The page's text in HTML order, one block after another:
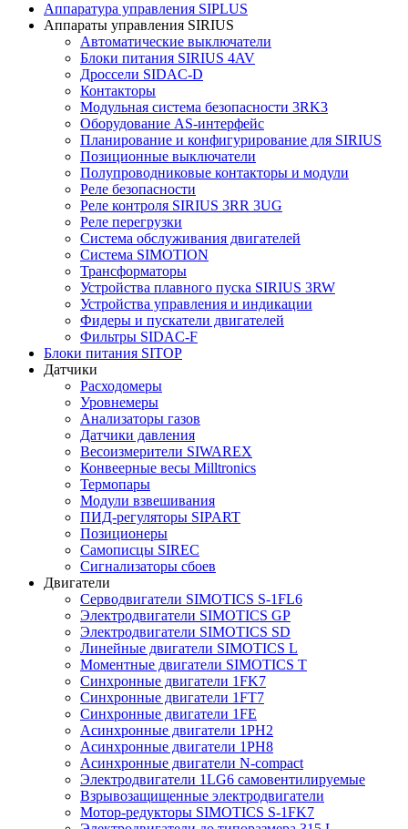
Аппаратура управления SIPLUS
Аппараты управления SIRIUS
Автоматические выключатели
Блоки питания SIRIUS 4AV
Дроссели SIDAC-D
Контакторы
Модульная система безопасности 3RK3
Оборудование AS-интерфейс
Планирование и конфигурирование для SIRIUS
Позиционные выключатели
Полупроводниковые контакторы и модули
Реле безопасности
Реле контроля SIRIUS 3RR 3UG
Реле перегрузки
Сиcтема обслуживания двигателей
Система SIMOTION
Трансформаторы
Устройства плавного пуска SIRIUS 3RW
Устройства управления и индикации
Фидеры и пускатели двигателей
Фильтры SIDAC-F
Блоки питания SITOP
Датчики
Расходомеры
Уровнемеры
Анализаторы газов
Датчики давления
Весоизмерители SIWAREX
Конвеерные весы Milltronics
Термопары
Модули взвешивания
ПИД-регуляторы SIPART
Позиционеры
Самописцы SIREC
Сигнализаторы сбоев
Двигатели
Серводвигатели SIMOTICS S-1FL6
Электродвигатели SIMOTICS GP
Электродвигатели SIMOTICS SD
Линейные двигатели SIMOTICS L
Моментные двигатели SIMOTICS T
Синхронные двигатели 1FK7
Синхронные двигатели 1FT7
Синхронные двигатели 1FE
Асинхронные двигатели 1PH2
Асинхронные двигатели 1PH8
Асинхронные двигатели N-compact
Электродвигатели 1LG6 cамовентилируемые
Взрывозащищенные электродвигатели
Мотор-редукторы SIMOTICS S-1FK7